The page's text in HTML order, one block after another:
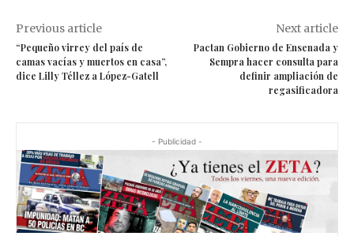
Previous article
“Pequeño virrey del país de
camas vacías y muertos en casa”,
dice Lilly Téllez a López-Gatell
Next article
Pactan Gobierno de Ensenada y
Sempra hacer consulta para
definir ampliación de
regasificadora
- Publicidad -